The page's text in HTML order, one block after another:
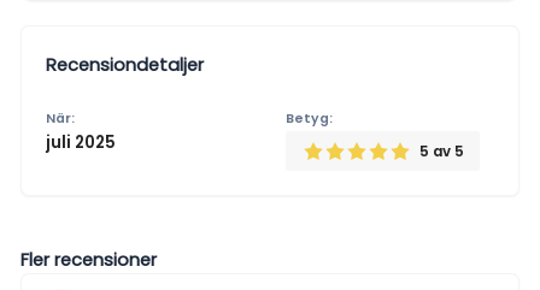
Recensiondetaljer
När:
juli 2025
Betyg:
5 av 5
Fler recensioner